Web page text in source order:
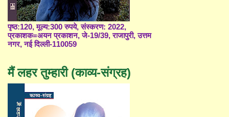
पृष्ठ:120, मूल्य:300 रुपये, संस्करण: 2022,
प्रकाशक=अयन प्रकाशन, जे-19/39, राजापुरी, उत्तम
नगर, नई दिल्ली-110059
मैं लहर तुम्हारी (काव्य-संग्रह)